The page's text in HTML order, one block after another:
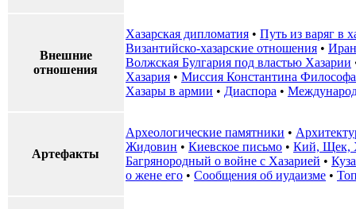
Внешние
отношения
Хазарская дипломатия • Путь из варяг в
Византийско-хазарские отношения •
Волжская Булгария под властью Хазарии
Хазария • Миссия Константина Философа
Хазары в армии • Диаспора •
Артефакты
Археологические памятники •
Жидовин • Киевское письмо • Кий, Щек,
Багрянородный о войне с Хазарией •
о жене его • Сообщения об иудаизме •